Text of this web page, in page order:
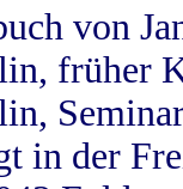
von
früher
in der